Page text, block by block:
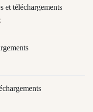
et téléchargements